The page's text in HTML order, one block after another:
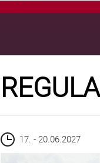
17. - 20.06.2027